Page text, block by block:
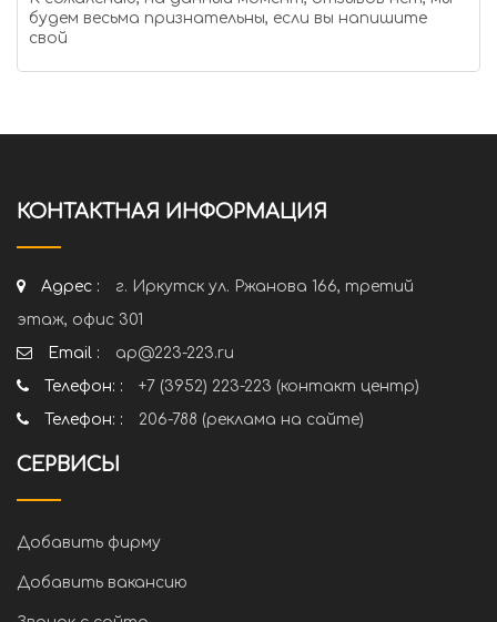
будем весьма признательны, если вы напишите
свой
КОНТАКТНАЯ ИНФОРМАЦИЯ
Адрес :
г. Иркутск ул. Ржанова 166, третий
этаж, офис 301
Email :
ap@223-223.ru
Телефон: :
+7 (3952) 223-223 (контакт центр)
Телефон: :
206-788 (реклама на сайте)
СЕРВИСЫ
Добавить фирму
Добавить вакансию